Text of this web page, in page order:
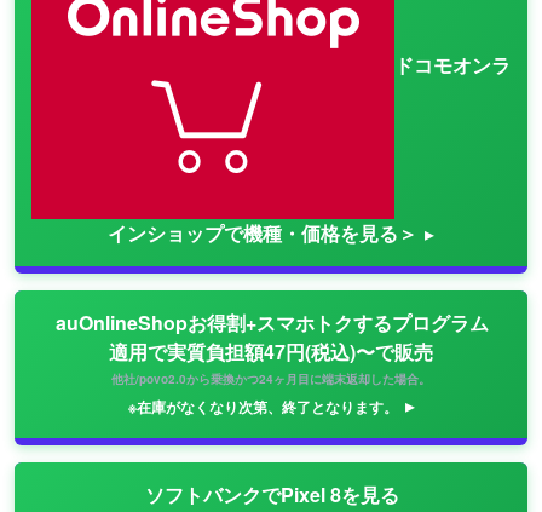
ドコモオンラ
インショップで機種・価格を見る＞
auOnlineShopお得割+スマホトクするプログラム
適用で実質負担額47円(税込)〜で販売
他社/povo2.0から乗換かつ24ヶ月目に端末返却した場合。
※在庫がなくなり次第、終了となります。
ソフトバンクでPixel 8を見る